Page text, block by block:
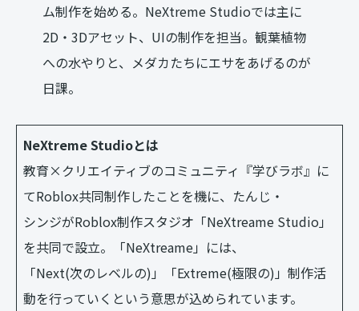
ム制作を始める。NeXtreme Studioでは主に
2D・3Dアセット、UIの制作を担当。観葉植物
への水やりと、メダカたちにエサをあげるのが
日課。
NeXtreme Studioとは
教育×クリエイティブのコミュニティ『学びラボ』に
てRoblox共同制作したことを機に、たんじ・
シンジがRoblox制作スタジオ「NeXtreame Studio」
を共同で設立。「NeXtreame」には、
「Next(次のレベルの)」「Extreme(極限の)」制作活
動を行っていくという意思が込められています。